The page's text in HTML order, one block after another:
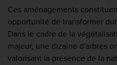
Ces aménagements
opportunité de transformer
Dans le cadre de la
majeur, une dizaine d'arbres
valorisant la présence de la